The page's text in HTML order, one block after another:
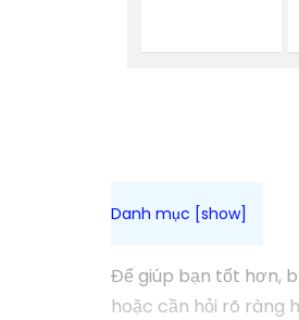
Để giúp bạn tốt hơn,
hoặc cần hỏi rõ ràng